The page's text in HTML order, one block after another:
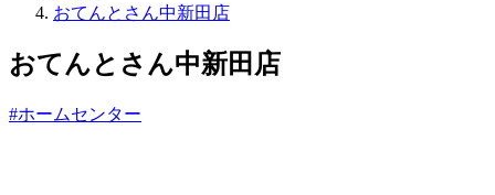
ね
と
おてんとさん中新田店
おてんとさん中新田店
#ホームセンター